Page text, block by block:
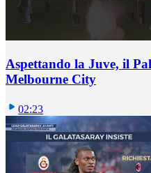
Aspettando la Juve, il
Melbourne City
02:23